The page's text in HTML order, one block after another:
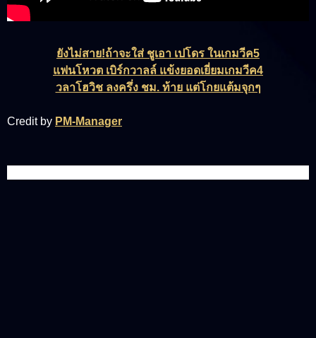
ยังไม่สาย!ถ้าจะใส่ ชูเอา เปโดร ในเกมวีค5
แฟนโหวต เบิร์กวาลล์ แข้งยอดเยี่ยมเกมวีค4
วลาโฮวิช ลงครึ่ง ชม. ท้าย แต่โกยแต้มจุกๆ
Credit by PM-Manager